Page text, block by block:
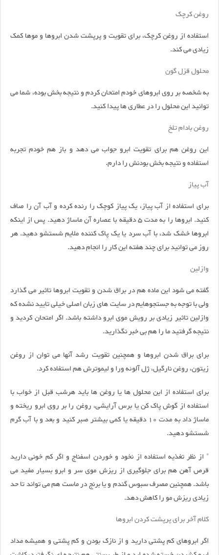
روغن کرچک
استفاده از روغن کرچک، برای تقویت و پرپشت شدن ابروها و موها کمک
زیادی می کند.
محلول قزل گون
به شخصه بر روی ابروهای خودم امتحان کردم و نتیجه بخش بوده، شما می
توانید این محلول را در عطاری ها پیدا کنید.
روغن بادام تلخ
این روغن هم برای تقویت ابرو جواب می دهد و باز هم خودم تجربه
استفاده و نتیجه بخش بودنش را دارم.
آب پیاز
برای استفاده از آب پیاز، یک پیاز کوچک را رنده کرده و آب آن را صاف
کنید. ابروها را به مدت 5 دقیقه با عصاره آن ماساژ دهید. پس از اینکه
ابروها خشک شد، با آب سرد یا یک پاک کننده ملایم شستشو دهید. هر
روز می توانید برای چند هفته این کار را انجام دهید.
وازلین
گفته می شود این ماده هم در براق شدن و تقویت ابروها تاثیر می گذارد
ولی با توجه به جستجوهایم در سایت های زبان اصلی خیلی تایید نشده که
وازلین تاثیر زیادی بر رویش موی ابرو داشته باشد. اگر امتحان کردید و
نتیجه گرفتید ما را هم بی خبر نگذارید.
برای براق شدن ابروها و همچنین تقویت رشد آنها می توان از روغن
زیتون، روغن نارگیل، ژل آلوئه ورا و لیموترش هم استفاده کرد.
برای استفاده از این محلول ها یا روغن ها باید هرشب قبل از خواب با
استفاده از گوش پاک کن یا برس آرایشی، روغن را بر روی ابرو ریخته و
ماساژ داد به مدت 10 دقیقه یا کمی بیشتر صبر کنید و بعد و با آب گرم
شستشو دهید.
* از نظر تغذیه استفاده از نخود و خوردن اسفناج و اگر کم خونی دارید
قرص آهن هم برای جلوگیری از ریزش موی سر و ابرو بسیار مفید می
باشد. همچنین مصرف سبوس گندم و یا برنج در ماست هم می تواند تا حد
زیادی ریزش مو را کاهش دهد.
کلام آخر برای پرپشت کردن ابروها
اگر ابروهای کم پشتی دارید و از نازک بودن و کم پشتی و همیشه مداد